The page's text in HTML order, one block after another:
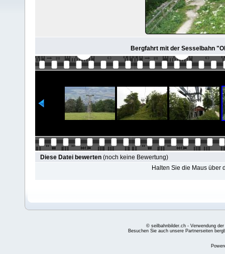
Bergfahrt mit der Sesselbahn
Diese Datei bewerten (noch keine Bewertung)
Halten Sie die Maus über
© seilbahnbilder.ch - Verwendung
Besuchen Sie auch unsere Partnerseiten